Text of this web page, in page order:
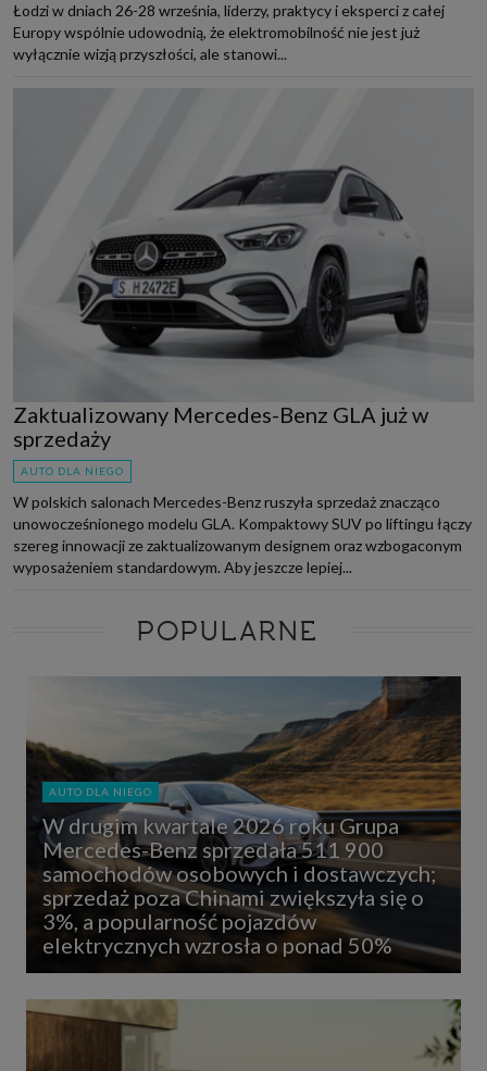
Łodzi w dniach 26-28 września, liderzy, praktycy i eksperci z całej
Europy wspólnie udowodnią, że elektromobilność nie jest już
wyłącznie wizją przyszłości, ale stanowi...
Zaktualizowany Mercedes-Benz GLA już w
sprzedaży
AUTO DLA NIEGO
W polskich salonach Mercedes-Benz ruszyła sprzedaż znacząco
unowocześnionego modelu GLA. Kompaktowy SUV po liftingu łączy
szereg innowacji ze zaktualizowanym designem oraz wzbogaconym
wyposażeniem standardowym. Aby jeszcze lepiej...
POPULARNE
AUTO DLA NIEGO
W drugim kwartale 2026 roku Grupa
Mercedes-Benz sprzedała 511 900
samochodów osobowych i dostawczych;
sprzedaż poza Chinami zwiększyła się o
3%, a popularność pojazdów
elektrycznych wzrosła o ponad 50%